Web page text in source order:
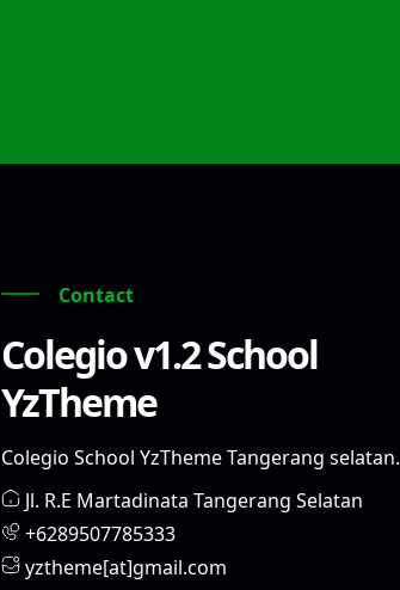
Contact
Colegio v1.2 School
YzTheme
Colegio School YzTheme Tangerang selatan.
Jl. R.E Martadinata Tangerang Selatan
+6289507785333
yztheme[at]gmail.com